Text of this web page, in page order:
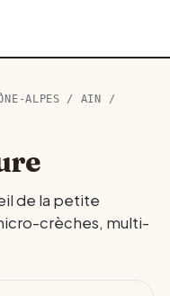
ALPES / AIN
/
de la petite
crèches, multi-